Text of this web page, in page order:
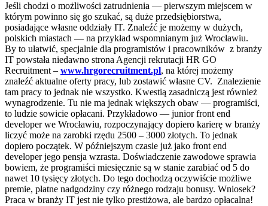
Jeśli chodzi o możliwości zatrudnienia — pierwszym miejscem w
którym powinno się go szukać, są duże przedsiębiorstwa,
posiadające własne oddziały IT. Znaleźć je możemy w dużych,
polskich miastach — na przykład wspomnianym już Wrocławiu.
By to ułatwić, specjalnie dla programistów i pracowników z branży
IT powstała niedawno strona Agencji rekrutacji HR GO
Recruitment – www.hrgorecruitment.pl, na której możemy
znaleźć aktualne oferty pracy, lub zostawić własne CV. Znalezienie
tam pracy to jednak nie wszystko. Kwestią zasadniczą jest również
wynagrodzenie. Tu nie ma jednak większych obaw — programiści,
to ludzie sowicie opłacani. Przykładowo — junior front end
developer we Wrocławiu, rozpoczynający dopiero karierę w branży
liczyć może na zarobki rzędu 2500 – 3000 złotych. To jednak
dopiero początek. W późniejszym czasie już jako front end
developer jego pensja wzrasta. Doświadczenie zawodowe sprawia
bowiem, że programiści miesięcznie są w stanie zarabiać od 5 do
nawet 10 tysięcy złotych. Do tego dochodzą oczywiście możliwe
premie, płatne nadgodziny czy różnego rodzaju bonusy. Wniosek?
Praca w branży IT jest nie tylko prestiżowa, ale bardzo opłacalna!